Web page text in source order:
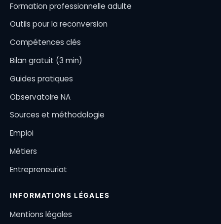
Formation professionnelle adulte
Outils pour la reconversion
Compétences clés
Bilan gratuit (3 min)
Guides pratiques
Observatoire NA
Sources et méthodologie
Emploi
Métiers
Entrepreneuriat
INFORMATIONS LÉGALES
Mentions légales